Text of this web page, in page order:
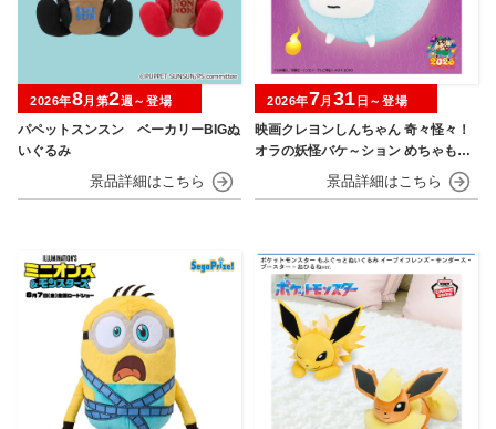
パペットスンスン ベーカリーBIGぬ
いぐるみ
2026年8月第2週～登場
映画クレヨンしんちゃん 奇々怪々！
オラの妖怪バケ～ション めちゃもふ
ぐっとぬいぐるみ シロ
2026年7月 31 日～登場